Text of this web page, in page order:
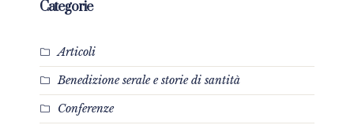
Categorie
Articoli
Benedizione serale e storie di santità
Conferenze